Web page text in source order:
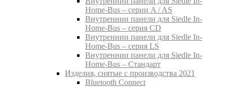
Home-Bus – серии A / AS
Внутреннии панели для Siedle In-
Home-Bus – серия CD
Внутреннии панели для Siedle In-
Home-Bus – серия LS
Внутреннии панели для Siedle In-
Home-Bus – Стандарт
Изделия, снятые с производства 2021
Bluetooth Connect